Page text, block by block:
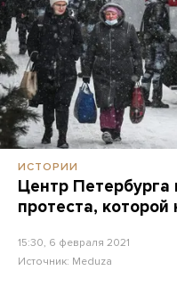
ИСТОРИИ
Центр Петербурга
протеста,
15:30, 6 февраля 2021
Источник: Meduza